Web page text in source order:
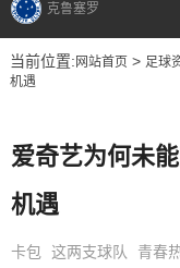
克鲁塞罗
当前位置: 网站首页> 足球
机遇
爱奇艺为何未
机遇
卡包 这两支球队 青春